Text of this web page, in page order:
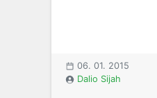
06. 01. 2015
Dalio Sijah